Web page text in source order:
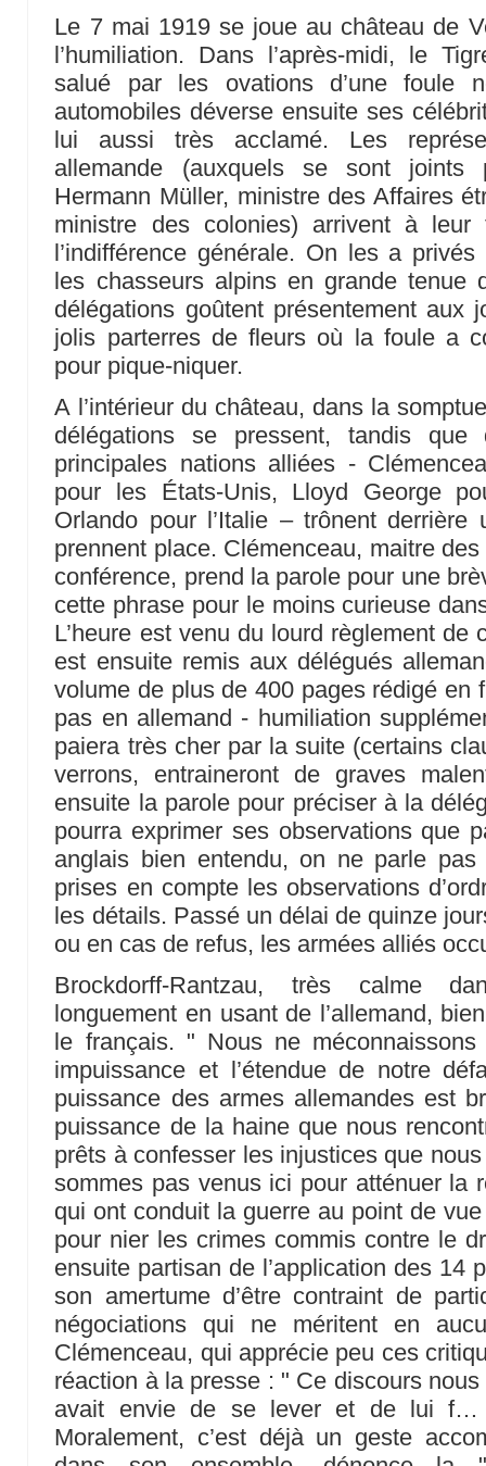
Le 7 mai 1919 se joue au château de
l’humiliation. Dans l’après-midi, le
salué par les ovations d’une foule
automobiles déverse ensuite ses
lui aussi très acclamé. Les
allemande (auxquels se sont joints
Hermann Müller, ministre des Affaires
ministre des colonies) arrivent à leur
l’indifférence générale. On les a
les chasseurs alpins en grande tenue
délégations goûtent présentement aux
jolis parterres de fleurs où la foule a
pour pique-niquer.
A l’intérieur du château, dans la
délégations se pressent, tandis que
principales nations alliées -
pour les États-Unis, Lloyd George
Orlando pour l’Italie – trônent derrière
prennent place. Clémenceau, maitre
conférence, prend la parole pour une
cette phrase pour le moins curieuse
L’heure est venu du lourd règlement de
est ensuite remis aux délégués
volume de plus de 400 pages rédigé en
pas en allemand - humiliation
paiera très cher par la suite (certains
verrons, entraineront de graves
ensuite la parole pour préciser à la
pourra exprimer ses observations que
anglais bien entendu, on ne parle
prises en compte les observations
les détails. Passé un délai de quinze
ou en cas de refus, les armées alliés
Brockdorff-Rantzau, très calme
longuement en usant de l’allemand,
le français. " Nous ne
impuissance et l’étendue de notre
puissance des armes allemandes est
puissance de la haine que nous
prêts à confesser les injustices que
sommes pas venus ici pour atténuer la
qui ont conduit la guerre au point de
pour nier les crimes commis contre le
ensuite partisan de l’application des 14
son amertume d’être contraint de
négociations qui ne méritent en
Clémenceau, qui apprécie peu ces
réaction à la presse : " Ce discours
avait envie de se lever et de lui f…
Moralement, c’est déjà un geste